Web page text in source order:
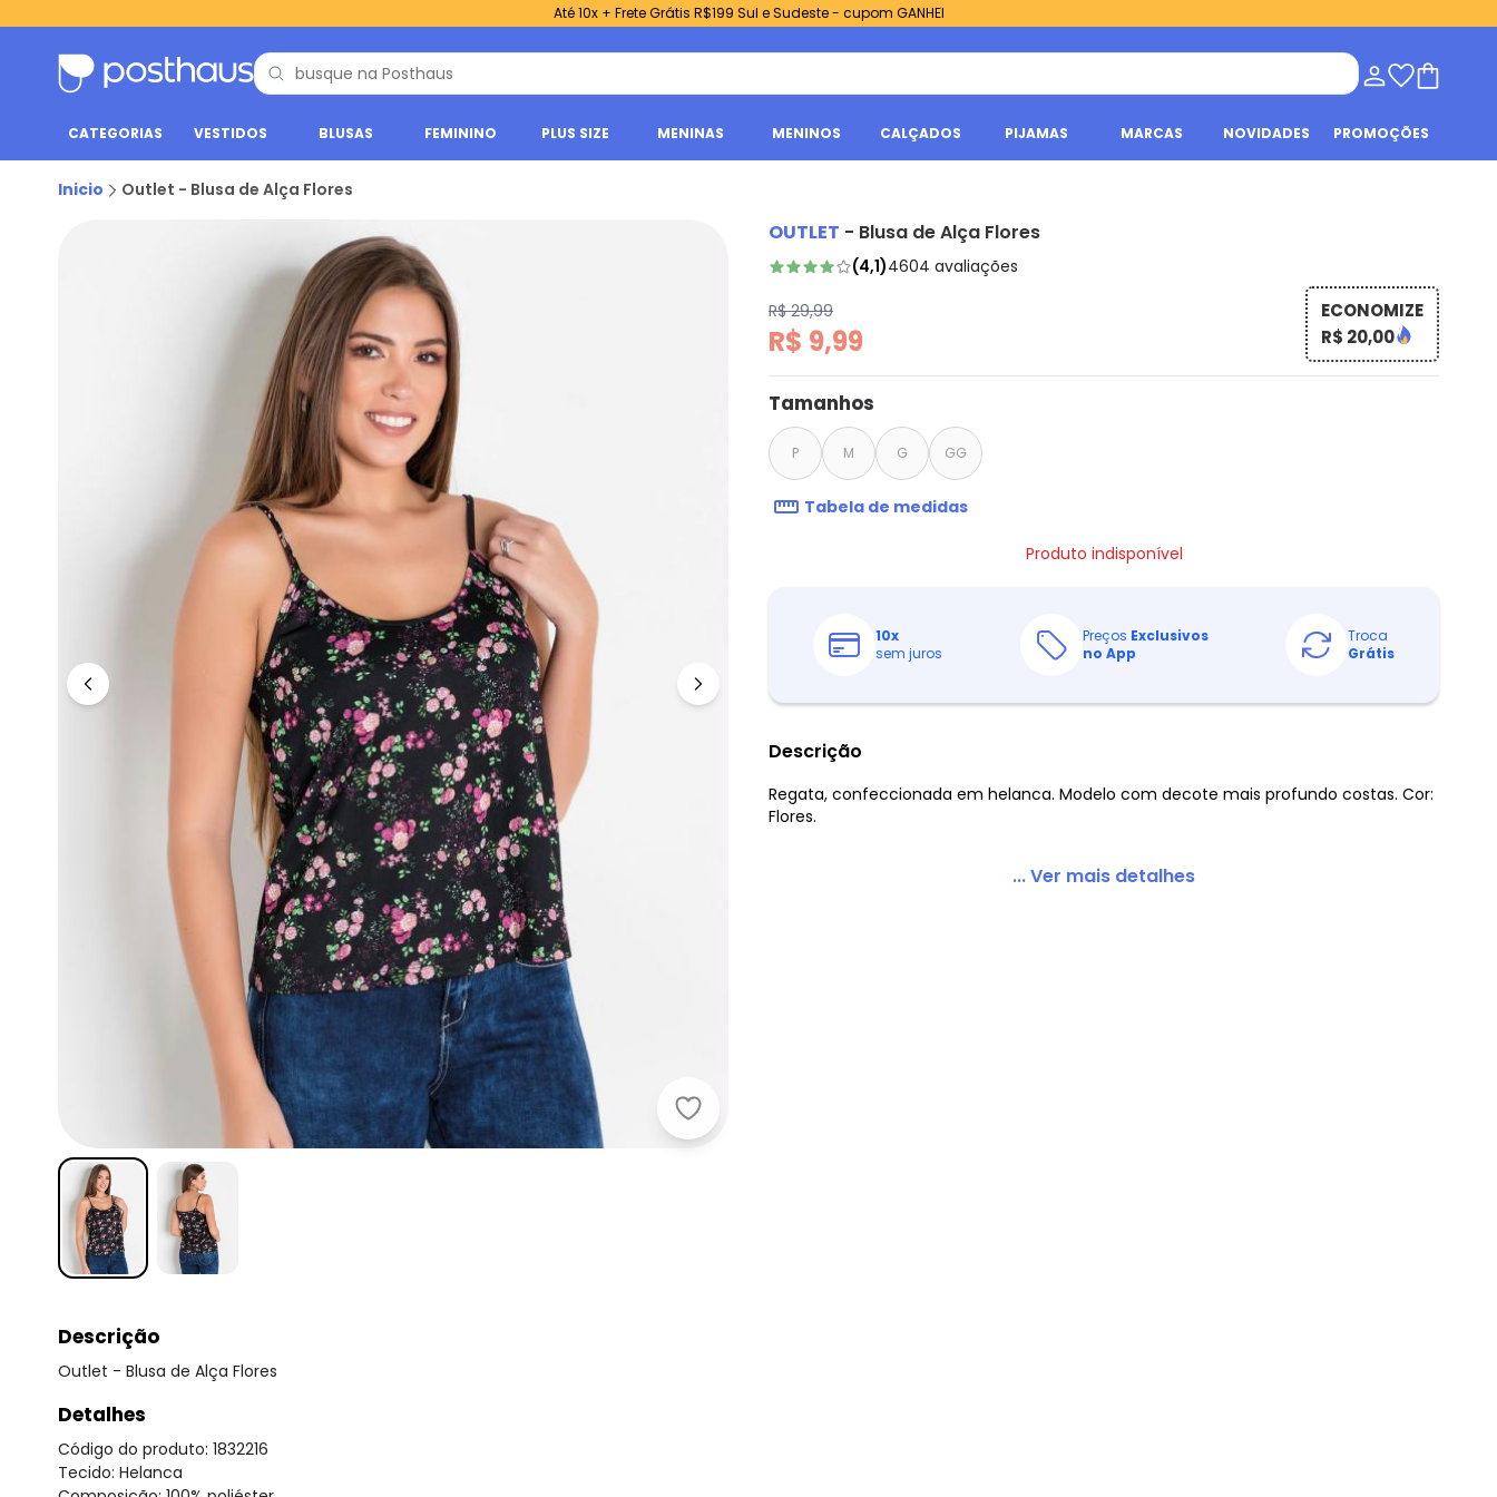
Até 10x + Frete Grátis R$199 Sul e Sudeste - cupom GANHEI
CATEGORIAS VESTIDOS BLUSAS FEMININO PLUS SIZE MENINAS MENINOS CALÇADOS PIJAMAS MARCAS NOVIDADES PROMOÇÕES
Inicio Outlet - Blusa de Alça Flores
Outlet - Blusa de Alça Flores
OUTLET - Blusa de Alça Flores
(4,1)4604 avaliações
R$ 29,99
R$ 9,99
ECONOMIZE
R$ 20,00
Tamanhos
P M G GG
Tabela de medidas
Produto indisponível
10x
sem juros
Preços Exclusivos
no App
Troca
Grátis
Descrição
Regata, confeccionada em helanca. Modelo com decote mais profundo costas. Cor:
Flores.
... Ver mais detalhes
Descrição
Outlet - Blusa de Alça Flores
Detalhes
Código do produto: 1832216
Tecido: Helanca